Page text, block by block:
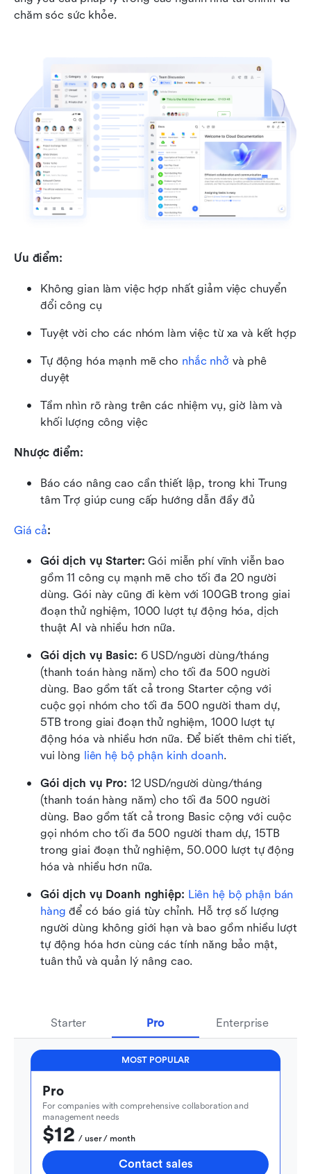
chăm sóc sức khỏe.
Ưu điểm:
Không gian làm việc hợp nhất giảm việc chuyển
đổi công cụ
Tuyệt vời cho các nhóm làm việc từ xa và kết hợp
Tự động hóa mạnh mẽ cho nhắc nhở và phê
duyệt
Tầm nhìn rõ ràng trên các nhiệm vụ, giờ làm và
khối lượng công việc
Nhược điểm:
Báo cáo nâng cao cần thiết lập, trong khi Trung
tâm Trợ giúp cung cấp hướng dẫn đầy đủ
Giá cả:
Gói dịch vụ Starter: Gói miễn phí vĩnh viễn bao
gồm 11 công cụ mạnh mẽ cho tối đa 20 người
dùng. Gói này cũng đi kèm với 100GB trong giai
đoạn thử nghiệm, 1000 lượt tự động hóa, dịch
thuật AI và nhiều hơn nữa.
Gói dịch vụ Basic: 6 USD/người dùng/tháng
(thanh toán hàng năm) cho tối đa 500 người
dùng. Bao gồm tất cả trong Starter cộng với
cuộc gọi nhóm cho tối đa 500 người tham dự,
5TB trong giai đoạn thử nghiệm, 1000 lượt tự
động hóa và nhiều hơn nữa. Để biết thêm chi tiết,
vui lòng liên hệ bộ phận kinh doanh.
Gói dịch vụ Pro: 12 USD/người dùng/tháng
(thanh toán hàng năm) cho tối đa 500 người
dùng. Bao gồm tất cả trong Basic cộng với cuộc
gọi nhóm cho tối đa 500 người tham dự, 15TB
trong giai đoạn thử nghiệm, 50.000 lượt tự động
hóa và nhiều hơn nữa.
Gói dịch vụ Doanh nghiệp: Liên hệ bộ phận bán
hàng để có báo giá tùy chỉnh. Hỗ trợ số lượng
người dùng không giới hạn và bao gồm nhiều lượt
tự động hóa hơn cùng các tính năng bảo mật,
tuân thủ và quản lý nâng cao.
Starter Pro Enterprise
MOST POPULAR
Pro
For companies with comprehensive collaboration and
management needs
$12
  / user / month
Contact sales